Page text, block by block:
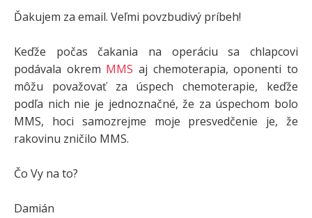
Ďakujem za email. Veľmi povzbudivý príbeh!
Keďže počas čakania na operáciu sa chlapcovi
podávala okrem MMS aj chemoterapia, oponenti to
môžu považovať za úspech chemoterapie, keďže
podľa nich nie je jednoznačné, že za úspechom bolo
MMS, hoci samozrejme moje presvedčenie je, že
rakovinu zničilo MMS.
Čo Vy na to?
Damián